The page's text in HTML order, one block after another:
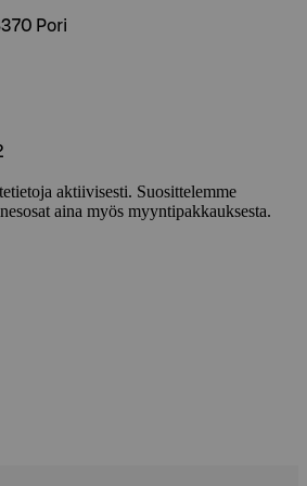
Pori
aktiivisesti. Suosittelemme
aina myös myyntipakkauksesta.